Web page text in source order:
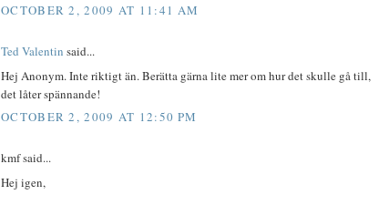
OCTOBER 2, 2009 AT 11:41 AM
Ted Valentin said...
Hej Anonym. Inte riktigt än. Berätta gärna lite mer om hur det skulle gå till,
det låter spännande!
OCTOBER 2, 2009 AT 12:50 PM
kmf said...
Hej igen,